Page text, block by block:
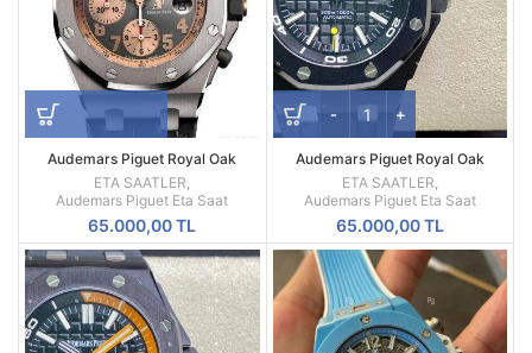
Audemars Piguet Royal Oak
Offshore 26179IR.OO.A005CR.01
Swiss Eta
ETA SAATLER,
Audemars Piguet Eta Saat
65.000,00TL
Audemars Piguet Royal Oak
Offshore Diver 15707CE-
A002CA.01 Ceramic Kasa Siyah
Kadran
ETA SAATLER,
Audemars Piguet Eta Saat
65.000,00TL